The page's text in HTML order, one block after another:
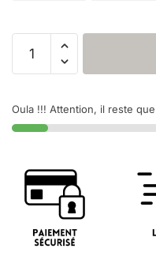
Oula !!! Attention, il reste que